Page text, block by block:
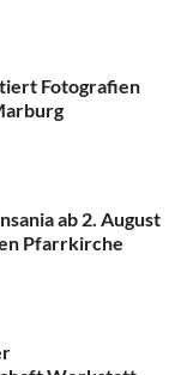
Fotografien
ab 2. August
Pfarrkirche